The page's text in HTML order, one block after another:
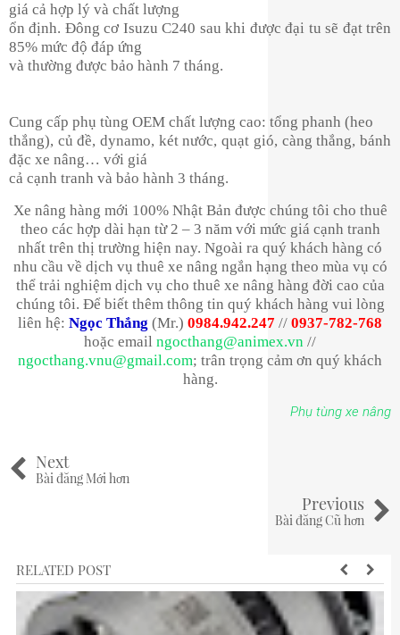
giá cả hợp lý và chất lượng
ổn định. Đông cơ Isuzu C240 sau khi được đại tu sẽ đạt trên
85% mức độ đáp ứng
và thường được bảo hành 7 tháng.
Cung cấp phụ tùng OEM chất lượng cao: tổng phanh (heo
thắng), củ đề, dynamo, két nước, quạt gió, càng thắng, bánh
đặc xe nâng… với giá
cả cạnh tranh và bảo hành 3 tháng.
Xe nâng hàng mới 100% Nhật Bản được chúng tôi cho thuê
theo các hợp dài hạn từ 2 – 3 năm với mức giá cạnh tranh
nhất trên thị trường hiện nay. Ngoài ra quý khách hàng có
nhu cầu về dịch vụ thuê xe nâng ngắn hạng theo mùa vụ có
thể trải nghiệm dịch vụ cho thuê xe nâng hàng đời cao của
chúng tôi. Để biết thêm thông tin quý khách hàng vui lòng
liên hệ: Ngọc Thắng (Mr.) 0984.942.247 // 0937-782-768
hoặc email ngocthang@animex.vn //
ngocthang.vnu@gmail.com; trân trọng cảm ơn quý khách
hàng.
Phụ tùng xe nâng
Next
Bài đăng Mới hơn
Previous
Bài đăng Cũ hơn
RELATED POST